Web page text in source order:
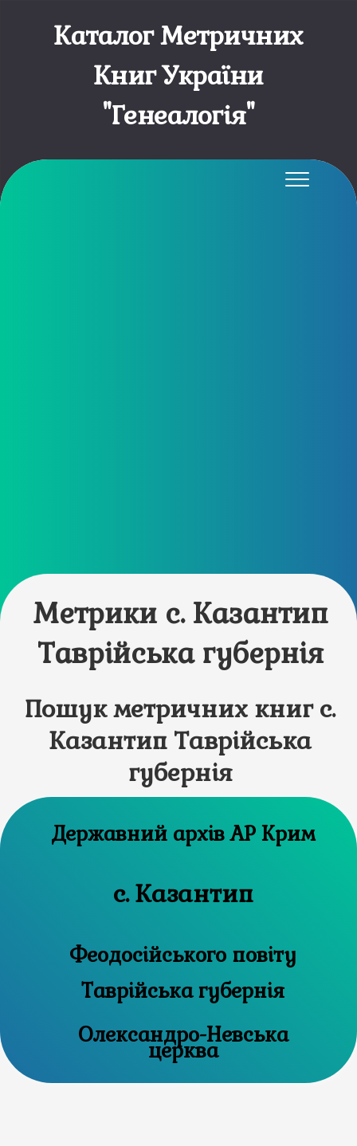
Каталог Метричних
Книг України
"Генеалогія"
Метрики с. Казантип
Таврійська губернія
Пошук метричних книг с.
Казантип Таврійська
губернія
Державний архів АР Крим
с. Казантип
Феодосійського повіту
Таврійська губернія
Олександро-Невська
церква